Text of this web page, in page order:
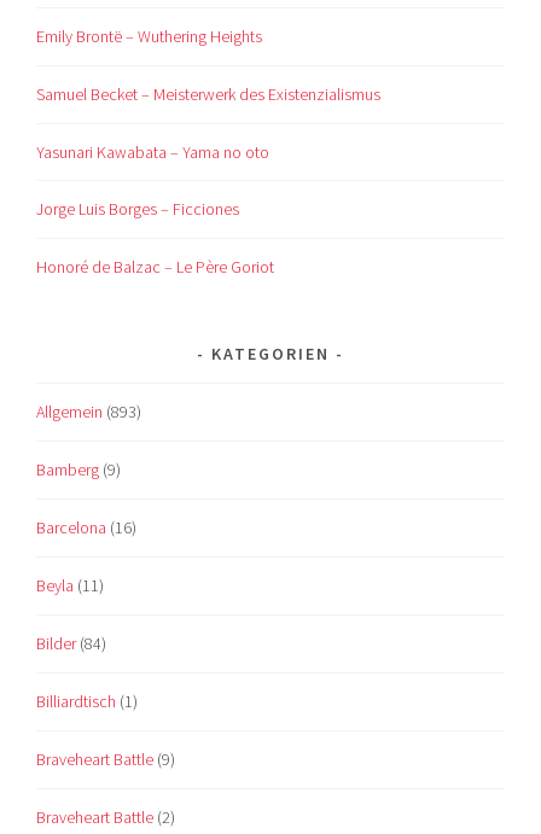
Emily Brontë – Wuthering Heights
Samuel Becket – Meisterwerk des Existenzialismus
Yasunari Kawabata – Yama no oto
Jorge Luis Borges – Ficciones
Honoré de Balzac – Le Père Goriot
KATEGORIEN
Allgemein (893)
Bamberg (9)
Barcelona (16)
Beyla (11)
Bilder(84)
Billiardtisch (1)
Braveheart Battle (9)
Braveheart Battle (2)